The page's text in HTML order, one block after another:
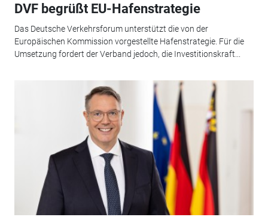
DVF begrüßt EU-Hafenstrategie
Das Deutsche Verkehrsforum unterstützt die von der
Europäischen Kommission vorgestellte Hafenstrategie. Für die
Umsetzung fordert der Verband jedoch, die Investitionskraft...